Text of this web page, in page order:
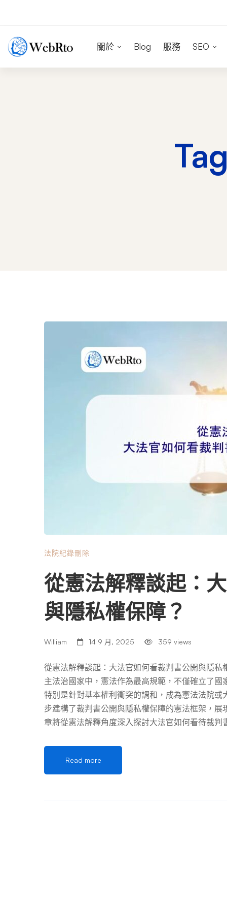
關於 Blog 服務 SEO
法院紀錄刪除
從憲法解釋談起：
與隱私權保障？
William 14 9 月, 2025 359 views
從憲法解釋談起：大法官如何看裁判書公開與隱
主法治國家中，憲法作為最高規範，不僅確立了
特別是針對基本權利衝突的調和，成為憲法法院
步建構了裁判書公開與隱私權保障的憲法框架，
章將從憲法解釋角度深入探討大法官如何看待裁
系 台灣憲法第二章第七條至第二十二條列舉了人
之其他自由及權利，不妨害社會秩序公共利益者
為新興權利的憲法保護提供了空間，隱私權正是
Read more